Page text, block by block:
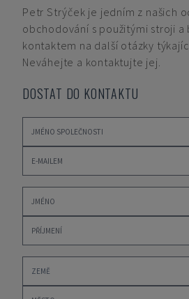
Petr Strýček je jedním z našich
obchodování s použitými stroji a
kontaktem na další otázky
Neváhejte a kontaktujte jej.
DOSTAT DO KONTAKTU